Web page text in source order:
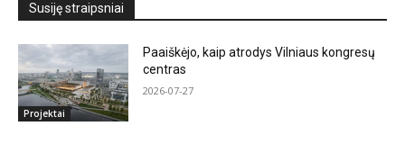
Susiję straipsniai
Projektai
Paaiškėjo, kaip atrodys Vilniaus kongresų
centras
2026-07-27